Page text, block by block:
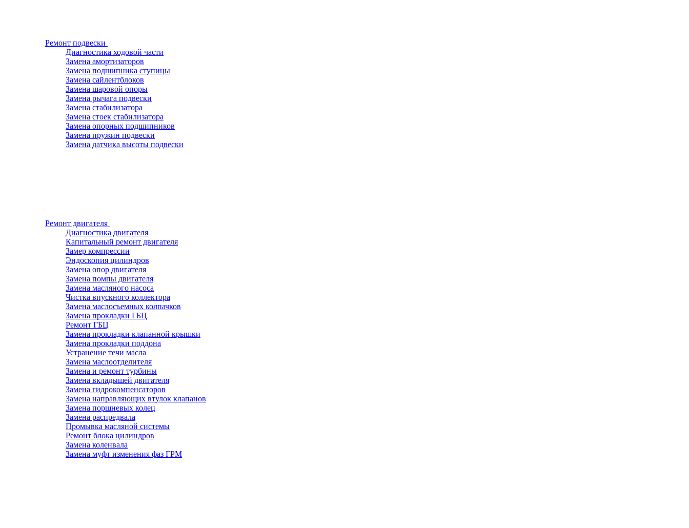
Ремонт подвески
Диагностика ходовой части
Замена амортизаторов
Замена подшипника ступицы
Замена сайлентблоков
Замена шаровой опоры
Замена рычага подвески
Замена стабилизатора
Замена стоек стабилизатора
Замена опорных подшипников
Замена пружин подвески
Замена датчика высоты подвески
Ремонт двигателя
Диагностика двигателя
Капитальный ремонт двигателя
Замер компрессии
Эндоскопия цилиндров
Замена опор двигателя
Замена помпы двигателя
Замена масляного насоса
Чистка впускного коллектора
Замена маслосъемных колпачков
Замена прокладки ГБЦ
Ремонт ГБЦ
Замена прокладки клапанной крышки
Замена прокладки поддона
Устранение течи масла
Замена маслоотделителя
Замена и ремонт турбины
Замена вкладышей двигателя
Замена гидрокомпенсаторов
Замена направляющих втулок клапанов
Замена поршневых колец
Замена распредвала
Промывка масляной системы
Ремонт блока цилиндров
Замена коленвала
Замена муфт изменения фаз ГРМ